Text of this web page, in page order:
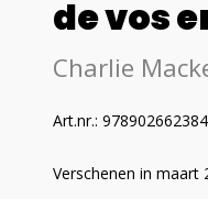
de vos
Charlie
Art.nr.:
Verschenen in maart